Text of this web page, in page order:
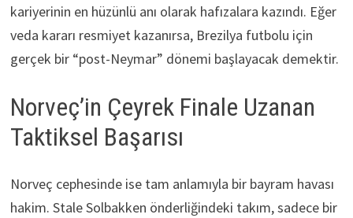
kariyerinin en hüzünlü anı olarak hafızalara kazındı. Eğer
veda kararı resmiyet kazanırsa, Brezilya futbolu için
gerçek bir “post-Neymar” dönemi başlayacak demektir.
Norveç’in Çeyrek Finale Uzanan
Taktiksel Başarısı
Norveç cephesinde ise tam anlamıyla bir bayram havası
hakim. Stale Solbakken önderliğindeki takım, sadece bir